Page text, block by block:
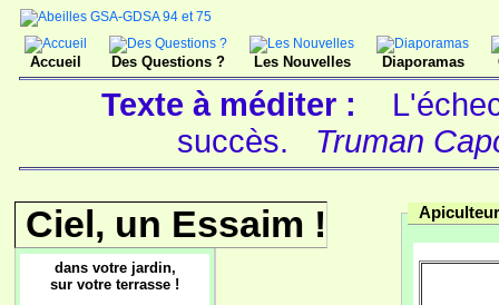
Accueil Des Questions ? Les Nouvelles Diaporamas
Texte à méditer :
succès.
Truman
Ciel, un Essaim !
dans votre jardin,
sur votre terrasse !